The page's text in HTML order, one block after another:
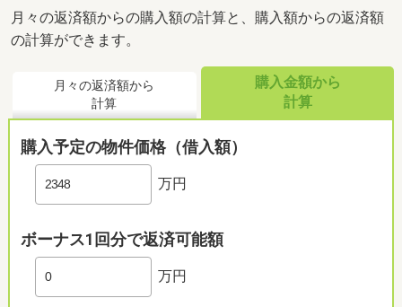
月々の返済額からの購入額の計算と、購入額からの返済額
の計算ができます。
月々の返済額から
計算
購入金額から
計算
購入予定の物件価格（借入額）
万円
ボーナス1回分で返済可能額
万円